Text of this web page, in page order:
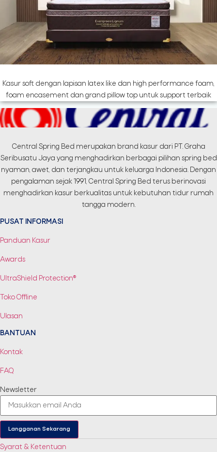
Kasur soft dengan lapisan latex like dan high performance foam,
foam encasement dan grand pillow top untuk support terbaik
Central Spring Bed merupakan brand kasur dari PT. Graha
Seribusatu Jaya yang menghadirkan berbagai pilihan spring bed
nyaman, awet, dan terjangkau untuk keluarga Indonesia. Dengan
pengalaman sejak 1991, Central Spring Bed terus berinovasi
menghadirkan kasur berkualitas untuk kebutuhan tidur rumah
tangga modern.
PUSAT INFORMASI
Panduan Kasur
Awards
UltraShield Protection®
Toko Offline
Ulasan
BANTUAN
Kontak
FAQ
Newsletter
Langganan Sekarang
Syarat & Ketentuan